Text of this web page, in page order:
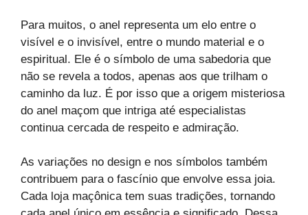
Para muitos, o anel representa um elo entre o
visível e o invisível, entre o mundo material e o
espiritual. Ele é o símbolo de uma sabedoria que
não se revela a todos, apenas aos que trilham o
caminho da luz. É por isso que a origem misteriosa
do anel maçom que intriga até especialistas
continua cercada de respeito e admiração.
As variações no design e nos símbolos também
contribuem para o fascínio que envolve essa joia.
Cada loja maçônica tem suas tradições, tornando